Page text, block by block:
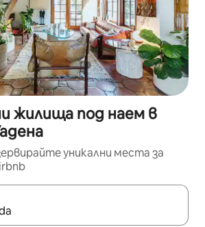
жилища под наем в
уникални места за
се покажат, използвайте